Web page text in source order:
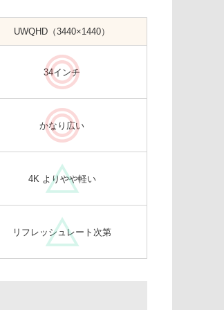
UWQHD（3440×1440）
34インチ
かなり広い
4K よりやや軽い
リフレッシュレート次第